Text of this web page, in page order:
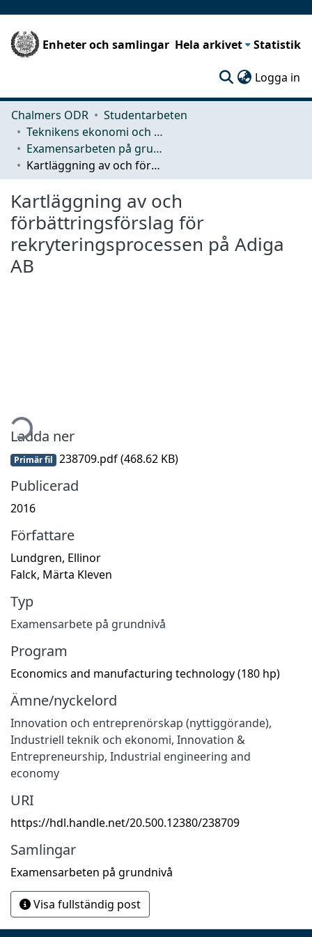
Enheter och samlingar Hela arkivet Statistik
Logga in
Chalmers ODR
Studentarbeten
Teknikens ekonomi och organisation
Examensarbeten på grundnivå
Kartläggning av och förbättringsförslag för rekryteringsprocessen på Adiga AB
Kartläggning av och
förbättringsförslag för
rekryteringsprocessen på Adiga
AB
Ladda ner
Primär fil 238709.pdf(468.62 KB)
Publicerad
2016
Författare
Lundgren, Ellinor
Falck, Märta Kleven
Typ
Examensarbete på grundnivå
Program
Economics and manufacturing technology (180 hp)
Ämne/nyckelord
Innovation och entreprenörskap (nyttiggörande),
Industriell teknik och ekonomi, Innovation &
Entrepreneurship, Industrial engineering and
economy
URI
https://hdl.handle.net/20.500.12380/238709
Samlingar
Examensarbeten på grundnivå
Visa fullständig post